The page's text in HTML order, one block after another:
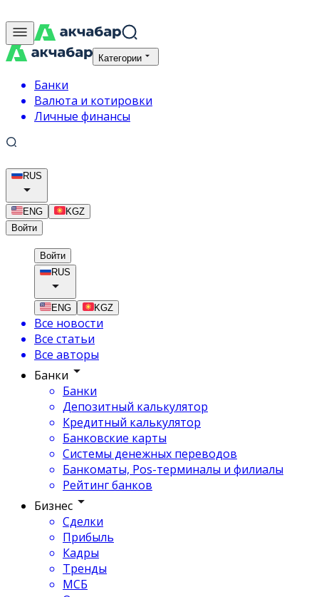
Категории
Банки
Валюта и котировки
Личные финансы
RUS
ENG
KGZ
Войти
Войти
RUS
ENG KGZ
Все новости
Все статьи
Все авторы
Банки
Банки
Депозитный калькулятор
Кредитный калькулятор
Банковские карты
Системы денежных переводов
Банкоматы, Pos-терминалы и филиалы
Рейтинг банков
Бизнес
Сделки
Прибыль
Кадры
Тренды
МСБ